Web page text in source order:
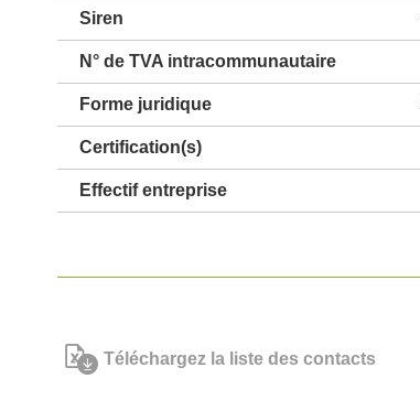
Siren
N° de TVA intracommunautaire
Forme juridique
Certification(s)
Effectif entreprise
Téléchargez la liste des contacts